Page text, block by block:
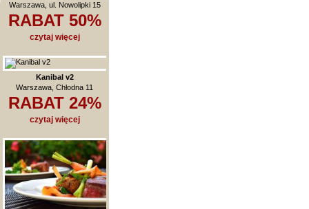
Warszawa, ul. Nowolipki 15
RABAT 50%
czytaj więcej
Kanibal v2
Warszawa, Chłodna 11
RABAT 24%
czytaj więcej